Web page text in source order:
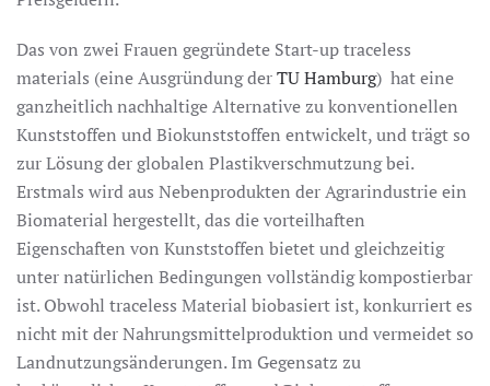
Das von zwei Frauen gegründete Start-up traceless
materials (eine Ausgründung derTU Hamburg) hat eine
ganzheitlich nachhaltige Alternative zu konventionellen
Kunststoffen und Biokunststoffen entwickelt, und trägt so
zur Lösung der globalen Plastikverschmutzung bei.
Erstmals wird aus Nebenprodukten der Agrarindustrie ein
Biomaterial hergestellt, das die vorteilhaften
Eigenschaften von Kunststoffen bietet und gleichzeitig
unter natürlichen Bedingungen vollständig kompostierbar
ist. Obwohl traceless Material biobasiert ist, konkurriert es
nicht mit der Nahrungsmittelproduktion und vermeidet so
Landnutzungsänderungen. Im Gegensatz zu